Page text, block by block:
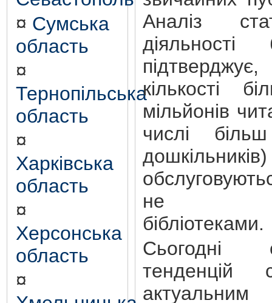
¤ Сумська
область
¤
Тернопільська
область
¤
Харківська
область
¤
Херсонська
область
¤
Аналіз
діяльності
кількості
мільйонів
числі
не
бібліотеками.
Сьогодні